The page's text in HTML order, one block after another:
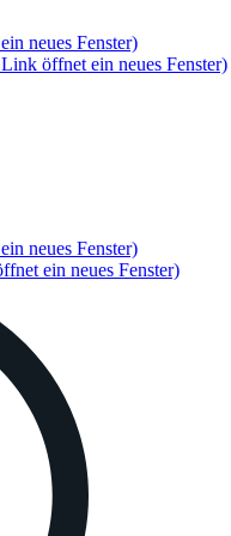
neues Fenster)
öffnet ein neues Fenster)
neues Fenster)
ein neues Fenster)